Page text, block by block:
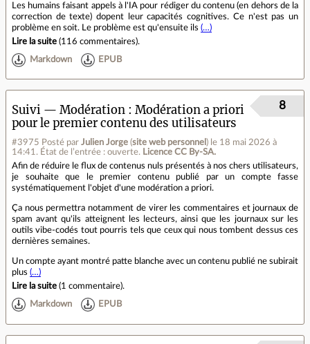
Les humains faisant appels à l'IA pour rédiger du contenu (en dehors de la
correction de texte) dopent leur capacités cognitives. Ce n'est pas un
problème en soit. Le problème est qu'ensuite ils (…)
Lire la suite (116 commentaires).
Markdown EPUB
Suivi — Modération
Modération a priori
pour le premier contenu des utilisateurs
#3975 Posté par Julien Jorge (site web personnel ) le 18 mai 2026 à
14:41 . État de l’entrée : ouverte. Licence CC By‑SA.
8
Afin de réduire le flux de contenus nuls présentés à nos chers utilisateurs,
je souhaite que le premier contenu publié par un compte fasse
systématiquement l'objet d'une modération a priori.
Ça nous permettra notamment de virer les commentaires et journaux de
spam avant qu'ils atteignent les lecteurs, ainsi que les journaux sur les
outils vibe-codés tout pourris tels que ceux qui nous tombent dessus ces
dernières semaines.
Un compte ayant montré patte blanche avec un contenu publié ne subirait
plus (…)
Lire la suite (1 commentaire).
Markdown EPUB